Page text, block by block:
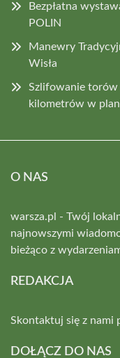
Bezpłatna
POLIN
Manewry
Wisła
Szlifowanie torów
kilometrów w
O NAS
warsza.pl - Twój
najnowszymi
bieżąco z
REDAKCJA
Skontaktuj się z nami
DOŁĄCZ DO NAS